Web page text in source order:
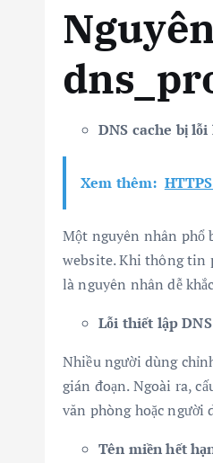
DNS cache bị
Xem thêm:
Một nguyên nhân phổ
website. Khi thông tin
là nguyên nhân dễ
Lỗi thiết lập
Nhiều người dùng
gián đoạn. Ngoài ra,
văn phòng hoặc người
Tên miền hết